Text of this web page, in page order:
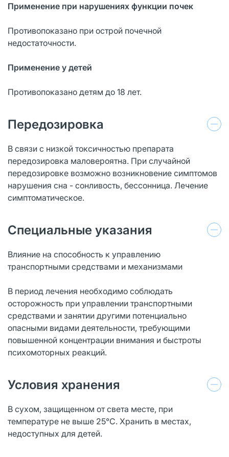
Применение при нарушениях функции почек
Противопоказано при острой почечной
недостаточности.
Применение у детей
Противопоказано детям до 18 лет.
Передозировка
В связи с низкой токсичностью препарата
передозировка маловероятна. При случайной
передозировке возможно возникновение симптомов
нарушения сна - сонливость, бессонница. Лечение
симптоматическое.
Специальные указания
Влияние на способность к управлению
транспортными средствами и механизмами
В период лечения необходимо соблюдать
осторожность при управлении транспортными
средствами и занятии другими потенциально
опасными видами деятельности, требующими
повышенной концентрации внимания и быстроты
психомоторных реакций.
Условия хранения
В сухом, защищенном от света месте, при
температуре не выше 25°С. Хранить в местах,
недоступных для детей.